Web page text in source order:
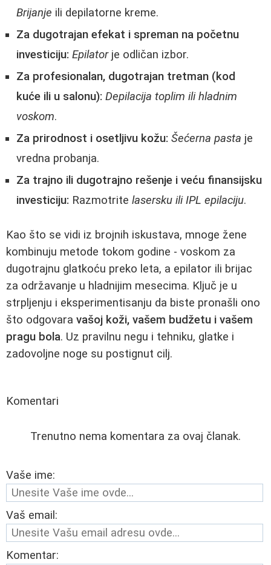
Brijanje ili depilatorne kreme.
Za dugotrajan efekat i spreman na početnu
investiciju: Epilatorje odličan izbor.
Za profesionalan, dugotrajan tretman (kod
kuće ili u salonu): Depilacija toplim ili hladnim
voskom.
Za prirodnost i osetljivu kožu: Šećerna pasta je
vredna probanja.
Za trajno ili dugotrajno rešenje i veću finansijsku
investiciju: Razmotrite lasersku ili IPL epilaciju.
Kao što se vidi iz brojnih iskustava, mnoge žene
kombinuju metode tokom godine - voskom za
dugotrajnu glatkoću preko leta, a epilator ili brijac
za održavanje u hladnijim mesecima. Ključ je u
strpljenju i eksperimentisanju da biste pronašli ono
što odgovara vašoj koži, vašem budžetu i vašem
pragu bola. Uz pravilnu negu i tehniku, glatke i
zadovoljne noge su postignut cilj.
Komentari
Trenutno nema komentara za ovaj članak.
Vaše ime:
Vaš email:
Komentar: